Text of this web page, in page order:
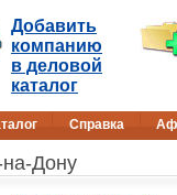
Добавить
компанию
в деловой
каталог
Справка
Дону